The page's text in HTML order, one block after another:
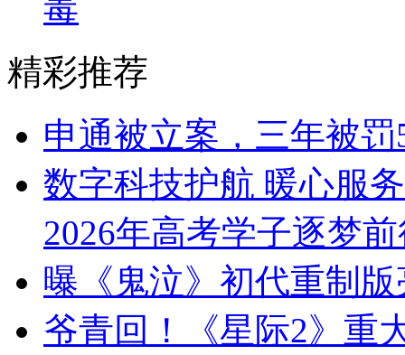
毒
精彩推荐
申通被立案，三年被罚
数字科技护航 暖心服
2026年高考学子逐梦
曝《鬼泣》初代重制
爷青回！《星际2》重